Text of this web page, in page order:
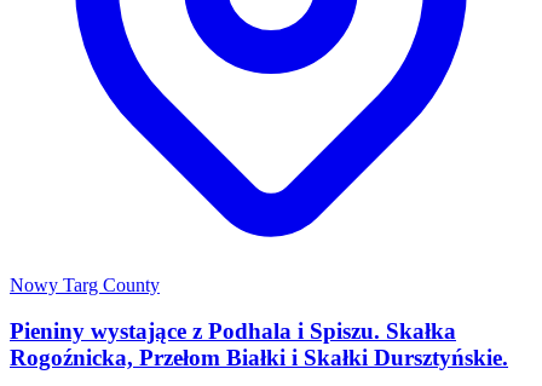
Nowy Targ County
Pieniny wystające z Podhala i Spiszu. Skałka
Rogoźnicka, Przełom Białki i Skałki Dursztyńskie.